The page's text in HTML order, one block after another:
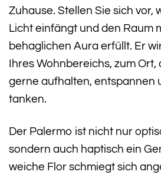
Zuhause. Stellen Sie sich vor,
Licht einfängt und den Raum
behaglichen Aura erfüllt. Er
Ihres Wohnbereichs, zum Ort,
gerne aufhalten, entspannen
tanken.
Der Palermo ist nicht nur
sondern auch haptisch ein
weiche Flor schmiegt sich